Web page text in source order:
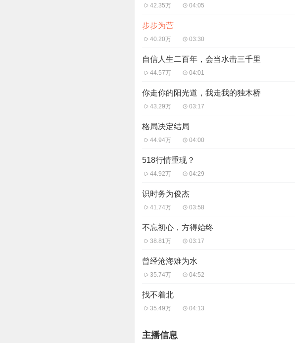
42.35万 04:05
步步为营
40.20万 03:30
自信人生二百年，会当水击三千里
44.57万 04:01
你走你的阳光道，我走我的独木桥
43.29万 03:17
格局决定结局
44.94万 04:00
518行情重现？
44.92万 04:29
识时务为俊杰
41.74万 03:58
不忘初心，方得始终
38.81万 03:17
曾经沧海难为水
35.74万 04:52
找不着北
35.49万 04:13
主播信息